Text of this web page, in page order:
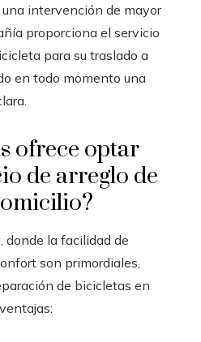
intervención de mayor
proporciona el servicio
para su traslado a
en todo momento una
ofrece optar
de arreglo de
donde la facilidad de
son primordiales,
de bicicletas en